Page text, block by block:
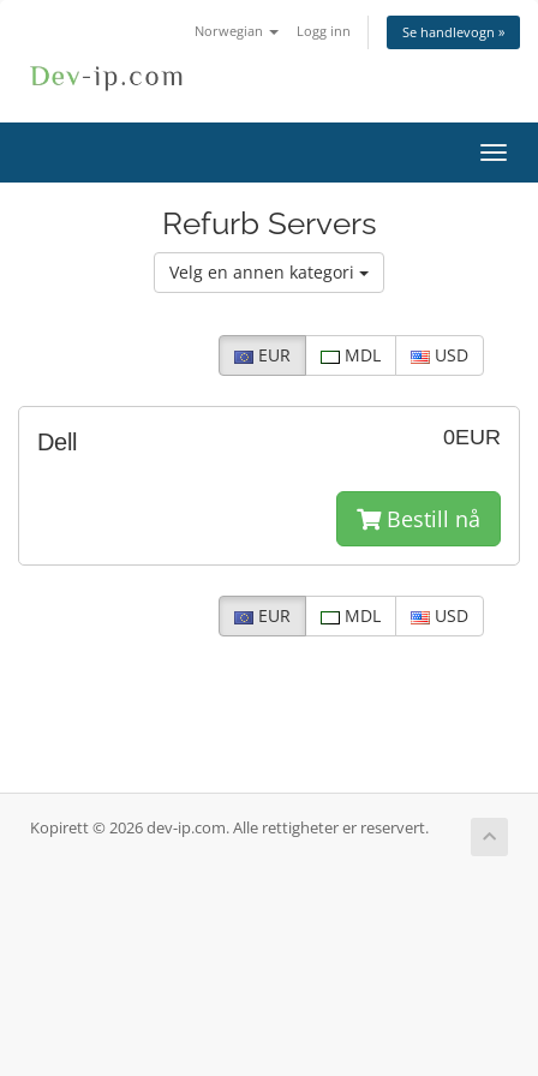
Norwegian Logg inn Se handlevogn »
Bytt
Refurb Servers
Velg en annen kategori
EUR MDL USD
0EUR
Dell
Bestill nå
EUR MDL USD
Kopirett © 2026 dev-ip.com. Alle rettigheter er reservert.